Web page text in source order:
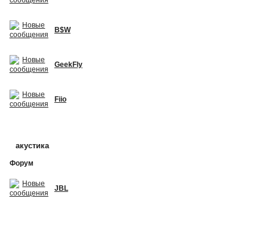
B$W
GeekFly
Fiio
акустика
Форум
JBL